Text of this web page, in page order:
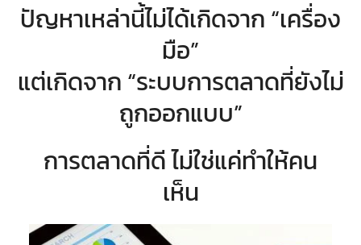
ปัญหาเหล่านี้ไม่ได้เกิดจาก “เครื่อง
มือ”
แต่เกิดจาก “ระบบการตลาดที่ยังไม่
ถูกออกแบบ”
การตลาดที่ดี ไม่ใช่แค่ทำให้คน
เห็น